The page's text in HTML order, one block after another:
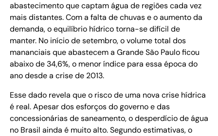
abastecimento que captam água de regiões cada vez
mais distantes. Com a falta de chuvas e o aumento da
demanda, o equilíbrio hídrico torna-se difícil de
manter. No início de setembro, o volume total dos
mananciais que abastecem a Grande São Paulo ficou
abaixo de 34,6%, o menor índice para essa época do
ano desde a crise de 2013.
Esse dado revela que o risco de uma nova crise hídrica
é real. Apesar dos esforços do governo e das
concessionárias de saneamento, o desperdício de água
no Brasil ainda é muito alto. Segundo estimativas, o